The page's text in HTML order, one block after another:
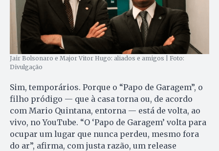
Jair Bolsonaro e Major Vitor Hugo: aliados e amigos | Foto:
Divulgação
Sim, temporários. Porque o “Papo de Garagem”, o
filho pródigo — que à casa torna ou, de acordo
com Mario Quintana, entorna — está de volta, ao
vivo, no YouTube. “O ‘Papo de Garagem’ volta para
ocupar um lugar que nunca perdeu, mesmo fora
do ar”, afirma, com justa razão, um release